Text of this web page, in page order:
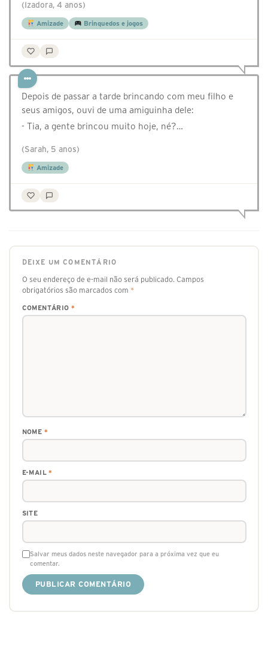
(Izadora, 4 anos)
Amizade Brinquedos e jogos
Depois de passar a tarde brincando com meu filho e
seus amigos, ouvi de uma amiguinha dele:
- Tia, a gente brincou muito hoje, né?…
(Sarah, 5 anos)
Amizade
DEIXE UM COMENTÁRIO
O seu endereço de e-mail não será publicado. Campos
obrigatórios são marcados com *
COMENTÁRIO *
NOME *
E-MAIL*
SITE
Salvar meus dados neste navegador para a próxima vez que eu
comentar.